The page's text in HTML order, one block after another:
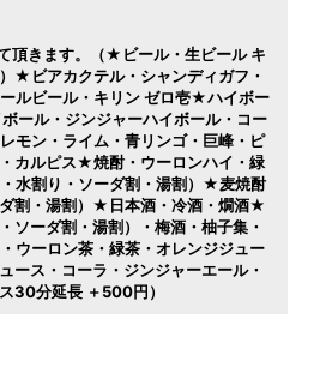
頂きます。（★ビール・生ビール キ
★ビアカクテル・シャンディガフ・
ルビール・キリン ゼロ壱★ハイボー
ール・ジンジャーハイボール・コー
モン・ライム・青リンゴ・巨峰・ピ
カルピス★焼酎・ウーロンハイ・緑
水割り・ソーダ割・湯割）★麦焼酎
ダ割・湯割）★日本酒・冷酒・燗酒★
ソーダ割・湯割）・梅酒・柚子集・
ウーロン茶・緑茶・オレンジジュー
ース・コーラ・ジンジャーエール・
30分延長 ＋500円）